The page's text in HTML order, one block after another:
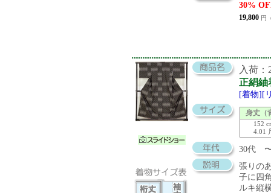
30%
19,800 円
入荷：
正絹紬
[着物][
身丈（
152
4.01
30代
張りの
子に四
ルキ縦